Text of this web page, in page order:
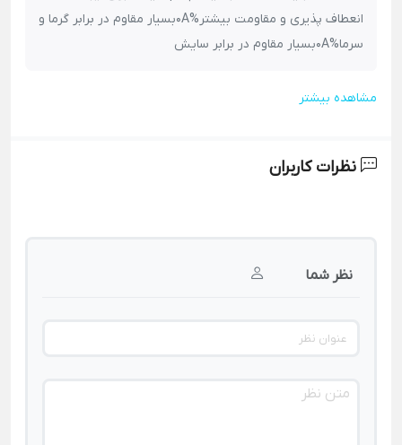
انعطاف پذیری و مقاومت بیشتر%0Aبسیار مقاوم در برابر گرما و
سرما%0Aبسیار مقاوم در برابر سایش
مشاهده بیشتر
نظرات کاربران
نظر شما